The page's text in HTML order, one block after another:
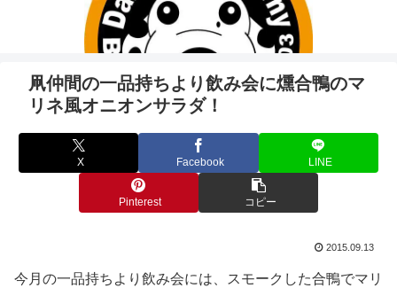
凧仲間の一品持ちより飲み会に燻合鴨のマ
リネ風オニオンサラダ！
X Facebook LINE
Pinterest コピー
2015.09.13
今月の一品持ちより飲み会には、スモークした合鴨でマリ